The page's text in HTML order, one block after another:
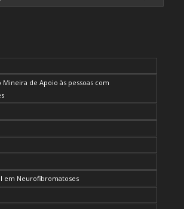
Mineira de Apoio às pessoas com
em Neurofibromatoses